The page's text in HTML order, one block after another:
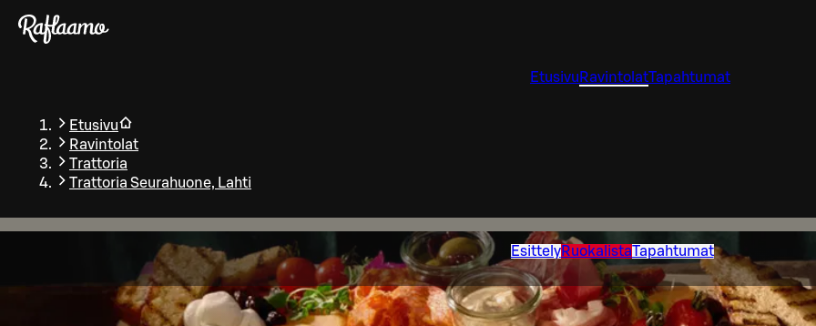
Siirry pääsisältöön
Etusivu RavintolatTapahtumat
Etusivu
Ravintolat
Trattoria
Trattoria Seurahuone, Lahti
EsittelyRuokalistaTapahtumat